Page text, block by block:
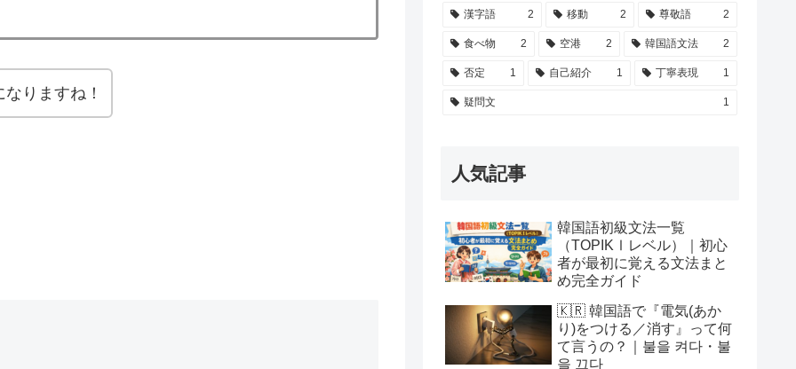
りますね！
漢字語 2 移動 2 尊敬語 2
食べ物 2 空港 2 韓国語文法 2
否定 1 自己紹介 1 丁寧表現 1
疑問文 1
人気記事
韓国語初級文法一覧
（TOPIKⅠレベル）｜初心
者が最初に覚える文法まと
め完全ガイド
🇰🇷 韓国語で『電気(あか
り)をつける／消す』って何
て言うの？｜불을 켜다・불
을 끄다